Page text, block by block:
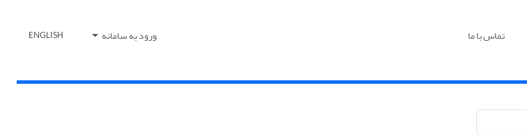
تماس با ما ورود به سامانه ENGLISH